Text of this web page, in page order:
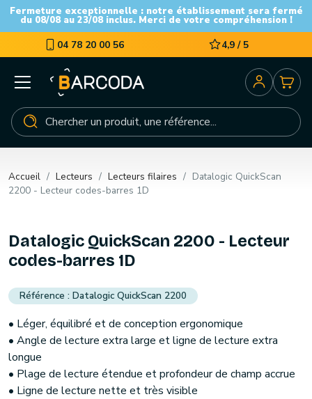
Fermeture exceptionnelle : notre établissement sera fermé
du 08/08 au 23/08 inclus. Merci de votre compréhension !
04 78 20 00 56 4,9 / 5
Accueil Lecteurs Lecteurs filaires
Datalogic QuickScan
2200 - Lecteur codes-barres 1D
Datalogic QuickScan 2200 - Lecteur
codes-barres 1D
Datalogic QuickScan 2200
• Léger, équilibré et de conception ergonomique
• Angle de lecture extra large et ligne de lecture extra
longue
• Plage de lecture étendue et profondeur de champ accrue
• Ligne de lecture nette et très visible